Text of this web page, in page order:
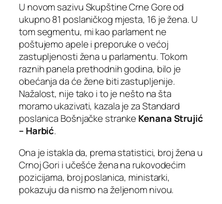
U novom sazivu Skupštine Crne Gore od
ukupno 81 poslaničkog mjesta, 16 je žena. U
tom segmentu, mi kao parlament ne
poštujemo apele i preporuke o većoj
zastupljenosti žena u parlamentu. Tokom
raznih panela prethodnih godina, bilo je
obećanja da će žene biti zastupljenije.
Nažalost, nije tako i to je nešto na šta
moramo ukazivati, kazala je za Standard
poslanica Bošnjačke stranke Kenana Strujić
– Harbić.
Ona je istakla da, prema statistici, broj žena u
Crnoj Gori i učešće žena na rukovodećim
pozicijama, broj poslanica, ministarki,
pokazuju da nismo na željenom nivou.